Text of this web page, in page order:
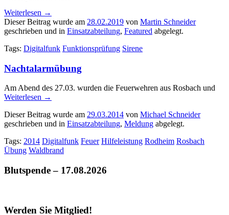
Weiterlesen →
Dieser Beitrag wurde am 28.02.2019 von Martin Schneider
geschrieben und in Einsatzabteilung, Featured abgelegt.
Tags: Digitalfunk Funktionsprüfung Sirene
Nachtalarmübung
Am Abend des 27.03. wurden die Feuerwehren aus Rosbach und
Weiterlesen →
Dieser Beitrag wurde am 29.03.2014 von Michael Schneider
geschrieben und in Einsatzabteilung, Meldung abgelegt.
Tags: 2014 Digitalfunk Feuer Hilfeleistung Rodheim Rosbach
Übung Waldbrand
Blutspende – 17.08.2026
Werden Sie Mitglied!